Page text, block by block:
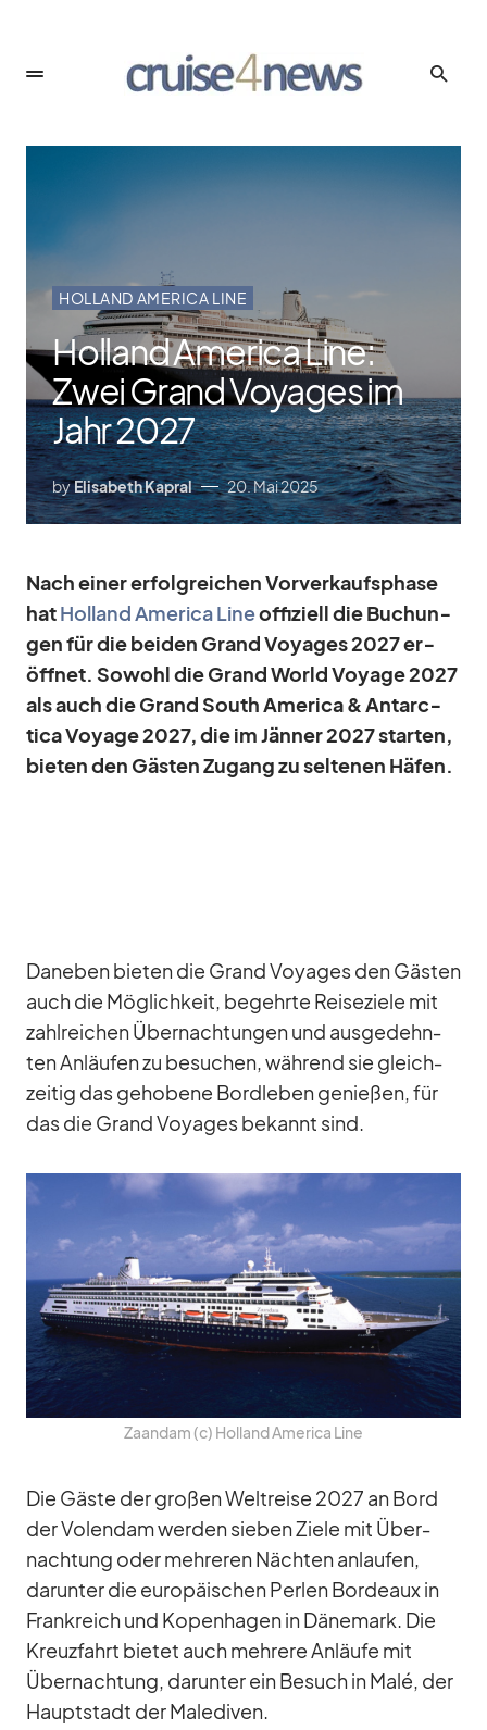
HOLLAND AMERICA LINE
Holland America Line:
Zwei Grand Voyages im
Jahr 2027
byElisabeth Kapral 20. Mai 2025
Nach ei­ner er­folg­rei­chen Vor­ver­kaufs­phase
hatHol­land Ame­rica Lineof­fi­zi­ell die Bu­chun­
gen für die bei­den Grand Voy­a­ges 2027 er­
öff­net. So­wohl die Grand World Voyage 2027
als auch die Grand South Ame­rica & Ant­ar­c­
tica Voyage 2027, die im Jän­ner 2027 star­ten,
bie­ten den Gäs­ten Zu­gang zu sel­te­nen Hä­fen.
Da­ne­ben bie­ten die Grand Voy­a­ges den Gäs­ten
auch die Mög­lich­keit, be­gehrte Rei­se­ziele mit
zahl­rei­chen Über­nach­tun­gen und aus­ge­dehn­
ten An­läu­fen zu be­su­chen, wäh­rend sie gleich­
zei­tig das ge­ho­bene Bord­le­ben ge­nie­ßen, für
das die Grand Voy­a­ges be­kannt sind.
Za­an­dam (c) Hol­land Ame­rica Line
Die Gäste der gro­ßen Welt­reise 2027 an Bord
der Vo­len­dam wer­den sie­ben Ziele mit Über­
nach­tung oder meh­re­ren Näch­ten an­lau­fen,
dar­un­ter die eu­ro­päi­schen Per­len Bor­deaux in
Frank­reich und Ko­pen­ha­gen in Dä­ne­mark. Die
Kreuz­fahrt bie­tet auch meh­rere An­läufe mit
Über­nach­tung, dar­un­ter ein Be­such in Malé, der
Haupt­stadt der Ma­le­di­ven.